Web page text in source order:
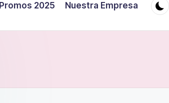
Promos 2025 Nuestra Empresa